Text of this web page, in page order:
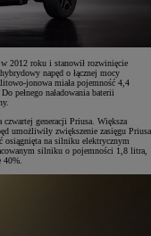
2012 roku i stanowił rozwinięcie
napęd o łącznej mocy
jonowa miała pojemność 4,4
pełnego naładowania baterii
czwartej generacji Priusa. Większa
umożliwiły zwiększenie zasięgu Priusa
na silniku elektrycznym
silniku o pojemności 1,8 litra,
40%.